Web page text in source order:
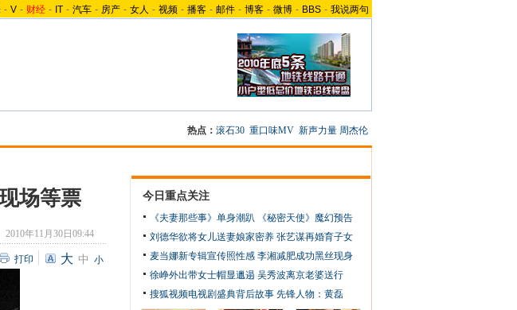
- V - 财经 - IT - 汽车 - 房产 - 女人 - 视频 - 播客 - 邮件 - 博客 - 微博 - BBS - 我说两句
热点： 滚石30 重口味MV 新声力量 周杰伦
场等票
2010年11月30日09:44
打印 大 中 小
今日重点关注
《夫妻那些事》单身潮趴
《秘密天使》魔幻预告
刘德华欲将女儿送妻娘家密养 张艺谋再婚育子女
麦当娜新专辑宣传照性感 李湘减肥成功黑丝现身
徐峥外出带女士帽显邋遢 吴秀波离京老婆送行
搜狐视频电视剧盛典背后故事 先锋人物：黄磊